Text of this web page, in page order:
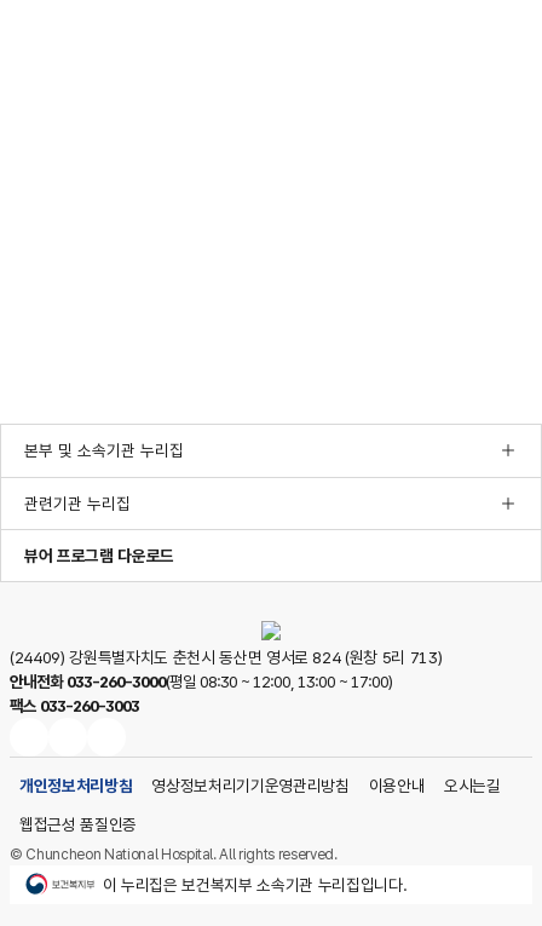
본부 및 소속기관 누리집
관련기관 누리집
뷰어 프로그램 다운로드
(24409) 강원특별자치도 춘천시 동산면 영서로 824 (원창 5리 713)
안내전화033-260-3000(평일 08:30 ~ 12:00, 13:00 ~ 17:00)
팩스 033-260-3003
페이스북블로그인스타그램
개인정보처리방침
영상정보처리기기운영관리방침 이용안내
오시는길
웹접근성 품질인증
© Chuncheon National Hospital. All rights reserved.
보건복지부
이 누리집은 보건복지부 소속기관 누리집입니다.